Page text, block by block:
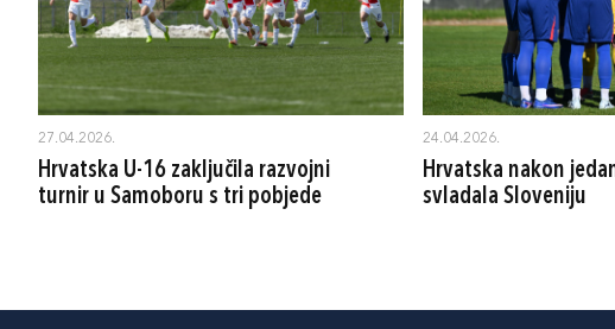
27.04.2026.
Hrvatska U-16 zaključila razvojni
turnir u Samoboru s tri pobjede
24.04.2026.
Hrvatska nakon
svladala Sloveniju